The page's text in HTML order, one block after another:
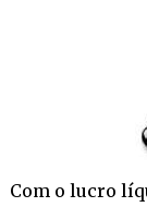
Com o lucro